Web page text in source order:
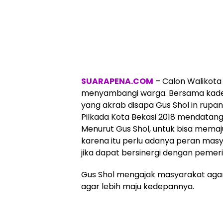
SUARAPENA.COM – Calon
menyambangi warga. Bersama
yang akrab disapa Gus Shol in
Pilkada Kota Bekasi 2018
Menurut Gus Shol, untuk bisa
karena itu perlu adanya peran
jika dapat bersinergi dengan
Gus Shol mengajak masyarakat
agar lebih maju kedepannya.